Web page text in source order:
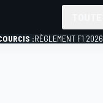
:RÈGLEMENT F1 2026